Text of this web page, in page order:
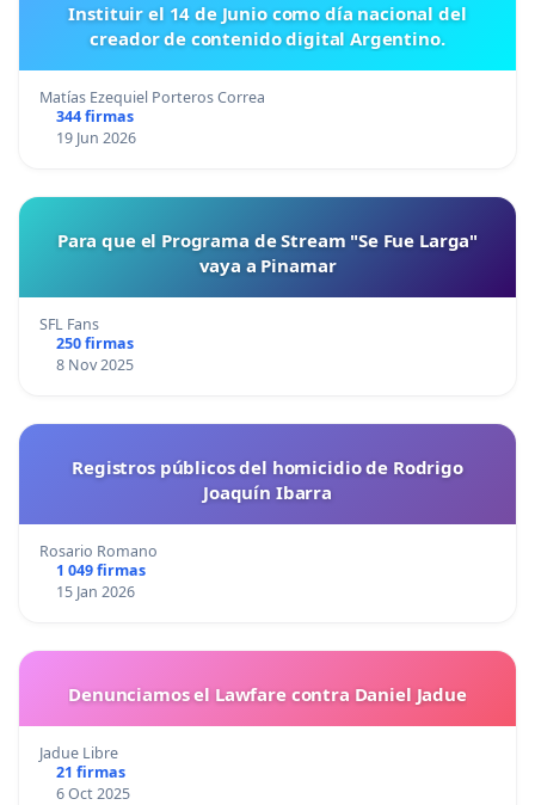
Instituir el 14 de Junio como día nacional del
creador de contenido digital Argentino.
Matías Ezequiel Porteros Correa
344 firmas
19 Jun 2026
Para que el Programa de Stream "Se Fue Larga"
vaya a Pinamar
SFL Fans
250 firmas
8 Nov 2025
Registros públicos del homicidio de Rodrigo
Joaquín Ibarra
Rosario Romano
1 049 firmas
15 Jan 2026
Denunciamos el Lawfare contra Daniel Jadue
Jadue Libre
21 firmas
6 Oct 2025